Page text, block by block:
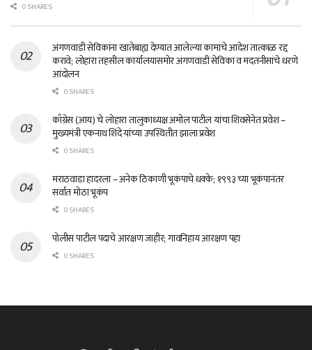
0 SHARES
अंगणवाडी सेविकांना खातेबाह्य देण्यात आलेल्या कामांचे आदेश तात्काळ रद्द
करावे; लोहारा तहसील कार्यालयासमोर अंगणवाडी सेविका व मदतनीसांचे धरणे
आंदोलन
0 SHARES
काँग्रेस (आय) चे लोहारा तालुकाध्यक्ष अमोल पाटील यांचा शिवसेनेत प्रवेश –
मुख्यमंत्री एकनाथ शिंदे यांच्या उपस्थितीत झाला प्रवेश
0 SHARES
मराठवाडा हादरला – अनेक ठिकाणी भूकंपाचे धक्के; १९९३ च्या भूकंपानंतर
सर्वात मोठा भूकंप
0 SHARES
पोलीस पाटील पदाचे आरक्षण जाहीर; गावनिहाय आरक्षण पहा
0 SHARES